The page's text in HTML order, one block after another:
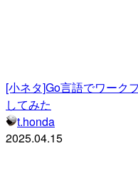
[小ネタ]Go言語でワーク
してみた
t.honda
2025.04.15